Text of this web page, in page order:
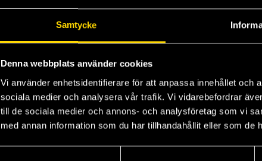
Samtycke
Denna webbplats använder cookies
Vi använder enhetsidentifierare för att anpassa innehållet och
sociala medier och analysera vår trafik. Vi vidarebefordrar
till de sociala medier och annons- och analysföretag som vi
med annan information som du har tillhandahållit eller som de
Prenumerera